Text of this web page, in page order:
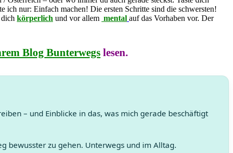
ich nur: Einfach machen! Die ersten Schritte sind die schwersten!
dich körperlich und vor allem mental auf das Vorhaben vor. Der
Blog Bunterwegs lesen.
– und Einblicke in das, was mich gerade beschäftigt
bewusster zu gehen. Unterwegs und im Alltag.